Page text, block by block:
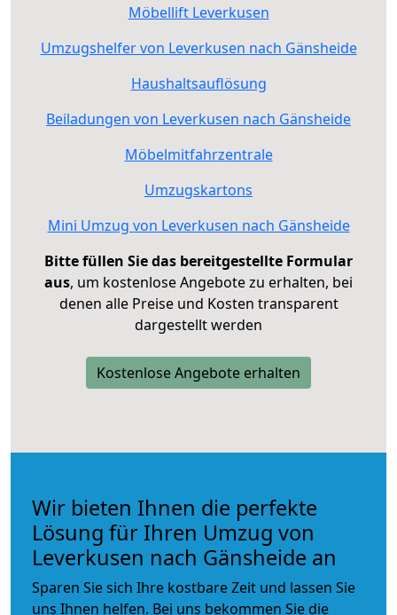
Möbellift Leverkusen
Umzugshelfer von Leverkusen nach Gänsheide
Haushaltsauflösung
Beiladungen von Leverkusen nach Gänsheide
Möbelmitfahrzentrale
Umzugskartons
Mini Umzug von Leverkusen nach Gänsheide
Bitte füllen Sie das bereitgestellte Formular
aus, um kostenlose Angebote zu erhalten, bei
denen alle Preise und Kosten transparent
dargestellt werden
Kostenlose Angebote erhalten
Wir bieten Ihnen die perfekte
Lösung für Ihren Umzug von
Leverkusen nach Gänsheide an
Sparen Sie sich Ihre kostbare Zeit und lassen Sie
uns Ihnen helfen. Bei uns bekommen Sie die